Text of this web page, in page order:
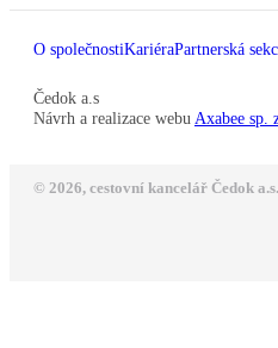
O společnostiKariéraPartnerská
Čedok a.s
Návrh a realizace webu Axabee sp.
© 2026, cestovní kancelář Čedok a.s.